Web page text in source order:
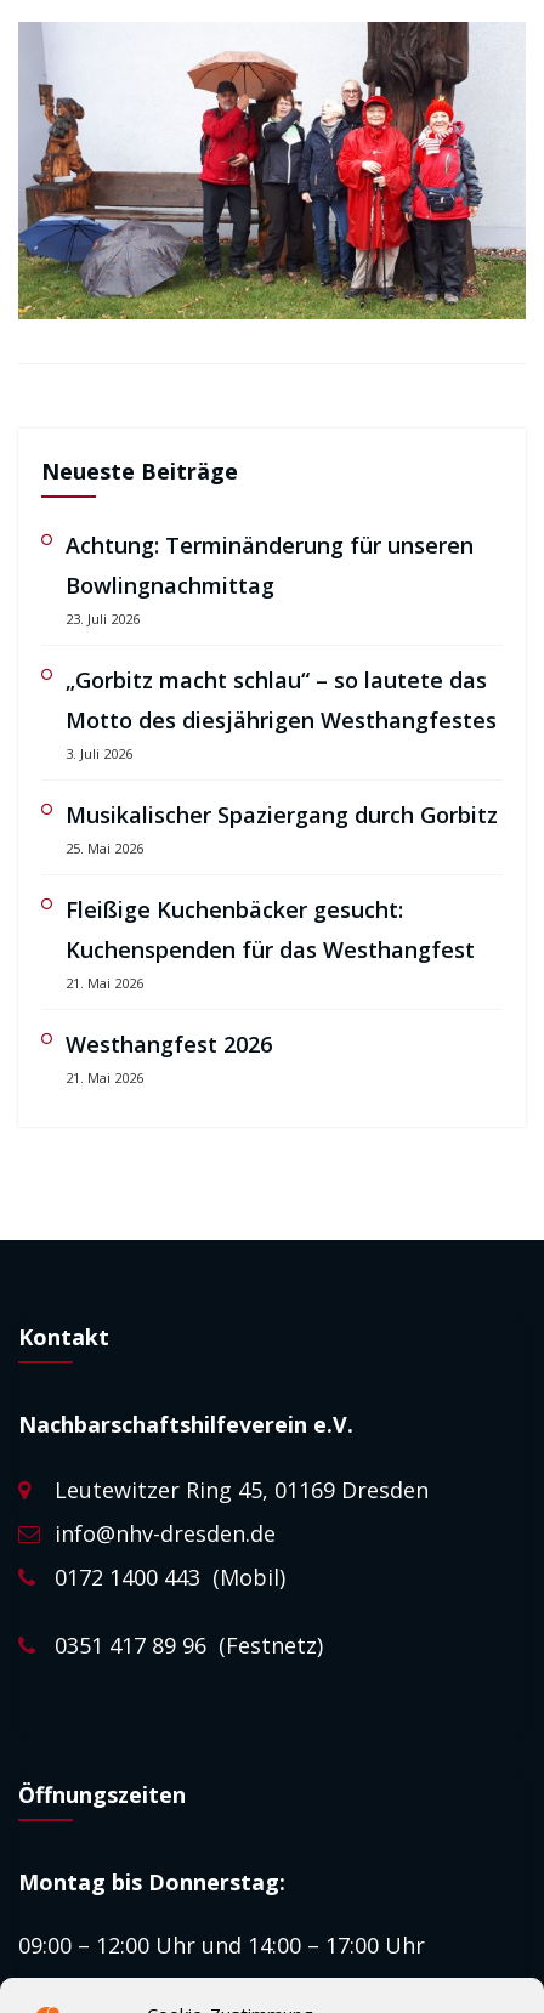
Neueste Beiträge
Achtung: Terminänderung für unseren
Bowlingnachmittag
23. Juli 2026
„Gorbitz macht schlau“ – so lautete das
Motto des diesjährigen Westhangfestes
3. Juli 2026
Musikalischer Spaziergang durch Gorbitz
25. Mai 2026
Fleißige Kuchenbäcker gesucht:
Kuchenspenden für das Westhangfest
21. Mai 2026
Westhangfest 2026
21. Mai 2026
Kontakt
Nachbarschaftshilfeverein e.V.
Leutewitzer Ring 45, 01169 Dresden
info@nhv-dresden.de
0172 1400 443 (Mobil)
0351 417 89 96 (Festnetz)
Öffnungszeiten
Montag bis Donnerstag:
09:00 – 12:00 Uhr und 14:00 – 17:00 Uhr